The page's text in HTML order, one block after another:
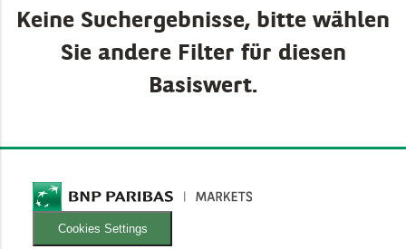
Keine Suchergebnisse, bitte wählen
Sie andere Filter für diesen
Basiswert.
Cookies Settings